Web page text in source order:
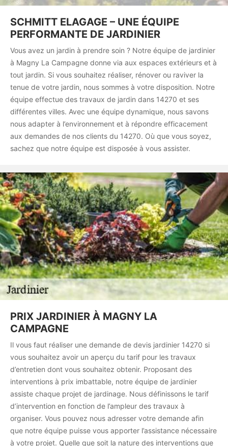
SCHMITT ELAGAGE – UNE ÉQUIPE
PERFORMANTE DE JARDINIER
Vous avez un jardin à prendre soin ? Notre équipe de jardinier
à Magny La Campagne donne via aux espaces extérieurs et à
tout jardin. Si vous souhaitez réaliser, rénover ou raviver la
tenue de votre jardin, nous sommes à votre disposition. Notre
équipe effectue des travaux de jardin dans 14270 et ses
différentes villes. Avec une équipe dynamique, nous savons
nous adapter à l’environnement et à répondre efficacement
aux demandes de nos clients du 14270. Où que vous soyez,
sachez que notre équipe est disposée à vous assister.
PRIX JARDINIER À MAGNY LA
CAMPAGNE
Il vous faut réaliser une demande de devis jardinier 14270 si
vous souhaitez avoir un aperçu du tarif pour les travaux
d’entretien dont vous souhaitez obtenir. Proposant des
interventions à prix imbattable, notre équipe de jardinier
assiste chaque projet de jardinage. Nous définissons le tarif
d’intervention en fonction de l’ampleur des travaux à
organiser. Vous pouvez nous adresser votre demande afin
que notre équipe puisse vous apporter l’assistance nécessaire
à votre projet. Quelle que soit la nature des interventions que